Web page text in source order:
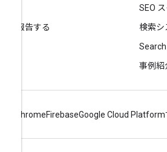
を報告する
SEO
検索シ
事例紹
ChromeFirebaseGoogle Cloud Platform